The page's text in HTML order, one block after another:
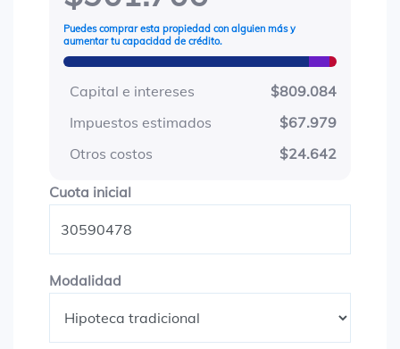
Puedes comprar esta propiedad con alguien más y
aumentar tu capacidad de crédito.
Capital e intereses
$809.084
Impuestos estimados
$67.979
Otros costos
$24.642
Cuota inicialCuota inicial
Modalidad